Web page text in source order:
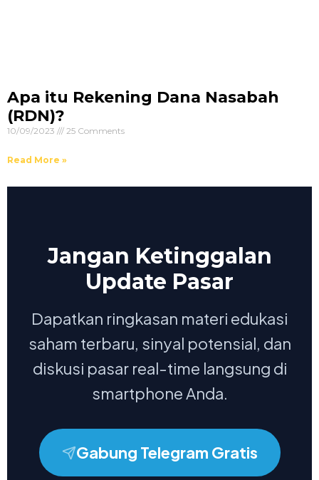
Apa itu Rekening Dana Nasabah
(RDN)?
10/09/2023 25 Comments
Read More »
Jangan Ketinggalan
Update Pasar
Dapatkan ringkasan materi edukasi
saham terbaru, sinyal potensial, dan
diskusi pasar real-time langsung di
smartphone Anda.
Gabung Telegram Gratis